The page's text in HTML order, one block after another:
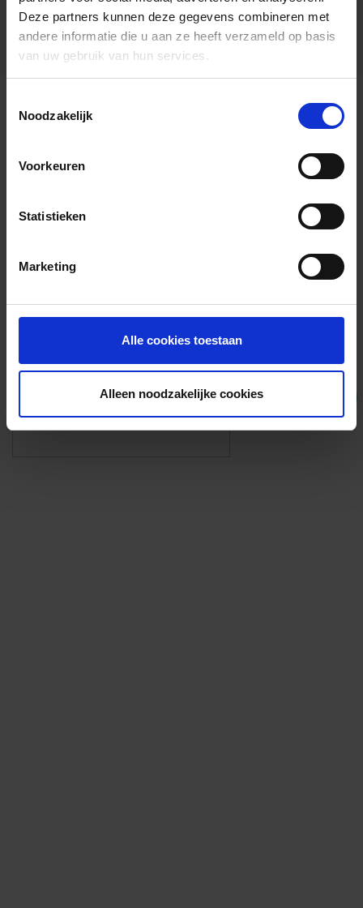
Deze partners kunnen deze gegevens combineren met
andere informatie die u aan ze heeft verzameld op basis
van uw gebruik van hun services.
Noodzakelijk
Voorkeuren
Statistieken
Marketing
Alle cookies toestaan
Alleen noodzakelijke cookies
Algemene informatie
Foto’s ({{photos.length}})
Eigen foto’s